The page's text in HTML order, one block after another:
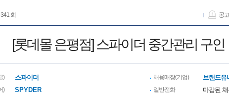
341 회 공
[롯데몰 은평점] 스파이더 중간관리 구인
) 스파이더
) SPYDER
채용매장(기업) 브랜드유
일반전화 마감된